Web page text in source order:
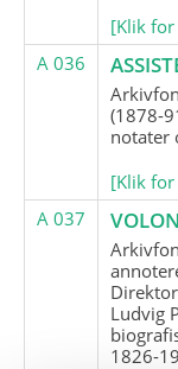
[Klik for
A 036
(1878-
notater
[Klik for
A 037
Ludvig
1826-